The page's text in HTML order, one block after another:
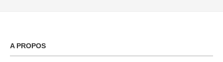
A PROPOS